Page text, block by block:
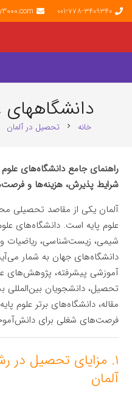
001-778-3409340
دانشگاههای
خانه chevron_right تحصیل در آلمان
راهنمای جامع دانشگاه‌های علوم
شرایط پذیرش، هزینه‌ها و
آلمان یکی از مقاصد تحصیلی
علوم پایه است. دانشگاه‌های
شیمی، زیست‌شناسی، ریاضیات و
دانشگاه‌های جهان به شمار
آموزشی پیشرفته، پژوهش‌های
تحصیل، دانشجویان بین‌المللی
مقاله، دانشگاه‌های برتر علوم
فرصت‌های شغلی برای
۱. مزایای تحصیل در
آلمان